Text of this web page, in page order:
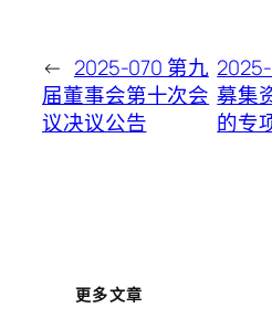
← 2025-070 第九
届董事会第十次会
议决议公告
募集
的专
更多文章